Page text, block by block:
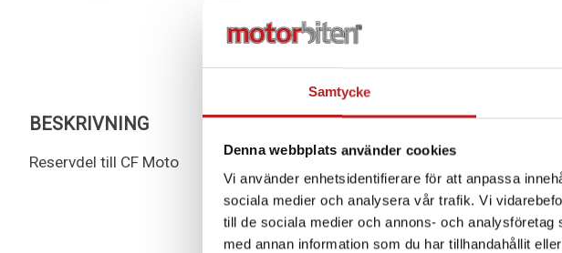
Samtycke
Denna webbplats använder cookies
Vi använder enhetsidentifierare för att anpassa
sociala medier och analysera vår trafik. Vi
till de sociala medier och annons- och
med annan information som du har tillhandahållit
BESKRIVNING
Reservdel till CF Moto